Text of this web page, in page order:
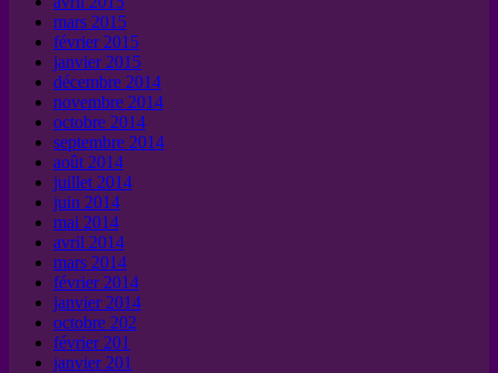
mars 2015
février 2015
janvier 2015
décembre 2014
novembre 2014
octobre 2014
septembre 2014
août 2014
juillet 2014
juin 2014
mai 2014
avril 2014
mars 2014
février 2014
janvier 2014
octobre 202
février 201
janvier 201